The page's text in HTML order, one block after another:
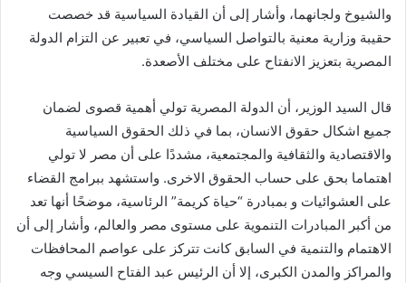
والشيوخ ولجانهما، وأشار إلى أن القيادة السياسية قد خصصت
حقيبة وزارية معنية بالتواصل السياسي، في تعبير عن التزام الدولة
المصرية بتعزيز الانفتاح على مختلف الأصعدة.
قال السيد الوزير، أن الدولة المصرية تولي أهمية قصوى لضمان
جميع اشكال حقوق الانسان، بما في ذلك الحقوق السياسية
والاقتصادية والثقافية والمجتمعية، مشددًا على أن مصر لا تولي
اهتماما بحق على حساب الحقوق الاخرى. واستشهد ببرامج القضاء
على العشوائيات و بمبادرة “حياة كريمة” الرئاسية، موضحًا أنها تعد
من أكبر المبادرات التنموية على مستوى مصر والعالم، وأشار إلى أن
الاهتمام والتنمية في السابق كانت تتركز على عواصم المحافظات
والمراكز والمدن الكبرى، إلا أن الرئيس عبد الفتاح السيسي وجه